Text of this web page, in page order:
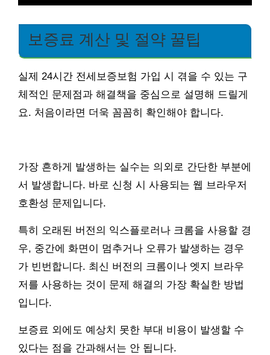
보증료 계산 및 절약 꿀팁
실제 24시간 전세보증보험 가입 시 겪을 수 있는 구
체적인 문제점과 해결책을 중심으로 설명해 드릴게
요. 처음이라면 더욱 꼼꼼히 확인해야 합니다.
가장 흔하게 발생하는 실수는 의외로 간단한 부분에
서 발생합니다. 바로 신청 시 사용되는 웹 브라우저
호환성 문제입니다.
특히 오래된 버전의 익스플로러나 크롬을 사용할 경
우, 중간에 화면이 멈추거나 오류가 발생하는 경우
가 빈번합니다. 최신 버전의 크롬이나 엣지 브라우
저를 사용하는 것이 문제 해결의 가장 확실한 방법
입니다.
보증료 외에도 예상치 못한 부대 비용이 발생할 수
있다는 점을 간과해서는 안 됩니다.